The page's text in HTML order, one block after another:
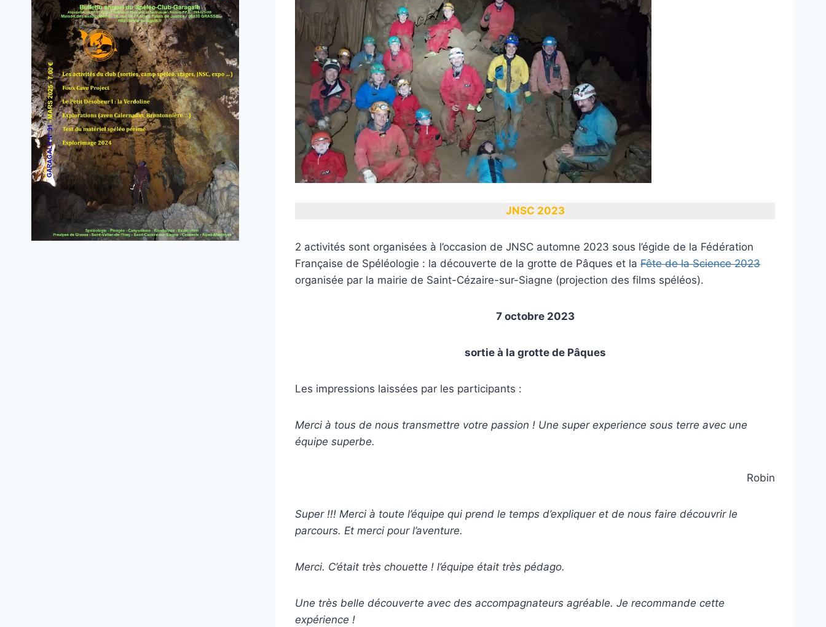
JNSC 2023
2 activités sont organisées à l’occasion de JNSC automne 2023 sous l’égide de la Fédération
Française de Spéléologie : la découverte de la grotte de Pâques et laFête de la Science 2023
organisée par la mairie de Saint-Cézaire-sur-Siagne (projection des films spéléos).
7 octobre 2023
sortie à la grotte de Pâques
Les impressions laissées par les participants :
Merci à tous de nous transmettre votre passion ! Une super experience sous terre avec une
équipe superbe.
Robin
Super !!! Merci à toute l’équipe qui prend le temps d’expliquer et de nous faire découvrir le
parcours. Et merci pour l’aventure.
Merci. C’était très chouette ! l’équipe était très pédago.
Une très belle découverte avec des accompagnateurs agréable. Je recommande cette
expérience !